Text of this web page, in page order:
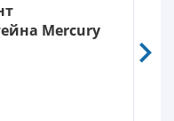
Mercury